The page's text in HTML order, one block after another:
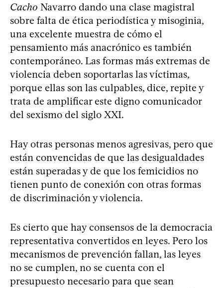
Cacho Navarro dando una clase magistral
sobre falta de ética periodística y misoginia,
una excelente muestra de cómo el
pensamiento más anacrónico es también
contemporáneo. Las formas más extremas de
violencia deben soportarlas las víctimas,
porque ellas son las culpables, dice, repite y
trata de amplificar este digno comunicador
del sexismo del siglo XXI.
Hay otras personas menos agresivas, pero que
están convencidas de que las desigualdades
están superadas y de que los femicidios no
tienen punto de conexión con otras formas
de discriminación y violencia.
Es cierto que hay consensos de la democracia
representativa convertidos en leyes. Pero los
mecanismos de prevención fallan, las leyes
no se cumplen, no se cuenta con el
presupuesto necesario para que sean